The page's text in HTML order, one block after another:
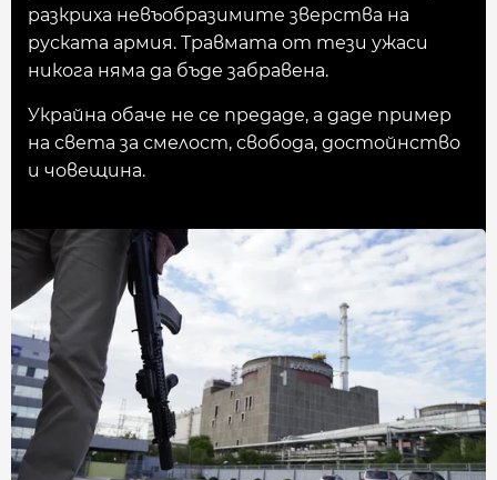
разкриха невъобразимите зверства на
руската армия. Травмата от тези ужаси
никога няма да бъде забравена.
Украйна обаче не се предаде, а даде пример
на света за смелост, свобода, достойнство
и човещина.